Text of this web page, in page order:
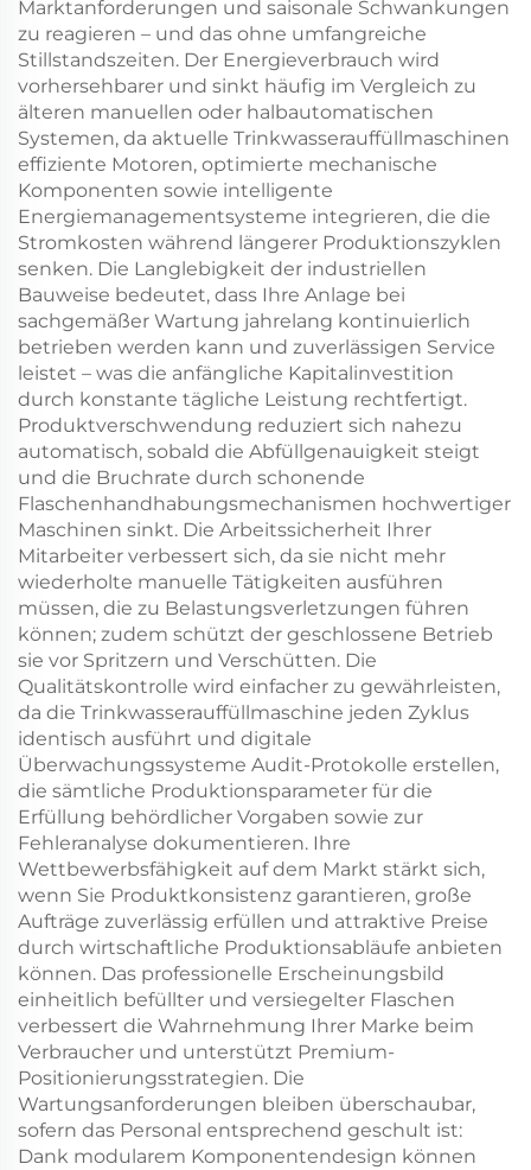
Marktanforderungen und saisonale Schwankungen
zu reagieren – und das ohne umfangreiche
Stillstandszeiten. Der Energieverbrauch wird
vorhersehbarer und sinkt häufig im Vergleich zu
älteren manuellen oder halbautomatischen
Systemen, da aktuelle Trinkwasserauffüllmaschinen
effiziente Motoren, optimierte mechanische
Komponenten sowie intelligente
Energiemanagementsysteme integrieren, die die
Stromkosten während längerer Produktionszyklen
senken. Die Langlebigkeit der industriellen
Bauweise bedeutet, dass Ihre Anlage bei
sachgemäßer Wartung jahrelang kontinuierlich
betrieben werden kann und zuverlässigen Service
leistet – was die anfängliche Kapitalinvestition
durch konstante tägliche Leistung rechtfertigt.
Produktverschwendung reduziert sich nahezu
automatisch, sobald die Abfüllgenauigkeit steigt
und die Bruchrate durch schonende
Flaschenhandhabungsmechanismen hochwertiger
Maschinen sinkt. Die Arbeitssicherheit Ihrer
Mitarbeiter verbessert sich, da sie nicht mehr
wiederholte manuelle Tätigkeiten ausführen
müssen, die zu Belastungsverletzungen führen
können; zudem schützt der geschlossene Betrieb
sie vor Spritzern und Verschütten. Die
Qualitätskontrolle wird einfacher zu gewährleisten,
da die Trinkwasserauffüllmaschine jeden Zyklus
identisch ausführt und digitale
Überwachungssysteme Audit-Protokolle erstellen,
die sämtliche Produktionsparameter für die
Erfüllung behördlicher Vorgaben sowie zur
Fehleranalyse dokumentieren. Ihre
Wettbewerbsfähigkeit auf dem Markt stärkt sich,
wenn Sie Produktkonsistenz garantieren, große
Aufträge zuverlässig erfüllen und attraktive Preise
durch wirtschaftliche Produktionsabläufe anbieten
können. Das professionelle Erscheinungsbild
einheitlich befüllter und versiegelter Flaschen
verbessert die Wahrnehmung Ihrer Marke beim
Verbraucher und unterstützt Premium-
Positionierungsstrategien. Die
Wartungsanforderungen bleiben überschaubar,
sofern das Personal entsprechend geschult ist:
Dank modularem Komponentendesign können